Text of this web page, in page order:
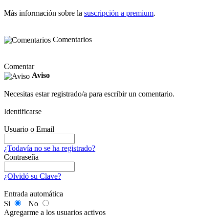
Más información sobre la suscripción a premium.
Comentarios
Comentar
Aviso
Necesitas estar registrado/a para escribir un comentario.
Identificarse
Usuario o Email
¿Todavía no se ha registrado?
Contraseña
¿Olvidó su Clave?
Entrada automática
Si
No
Agregarme a los usuarios activos